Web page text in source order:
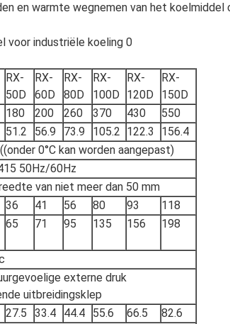
en warmte wegnemen van het koelmiddel
RX-
50D
RX-
60D
RX-
80D
RX-
100D
RX-
120D
RX-
150D
180 200 260 370 430
550
51.2 56.9 73.9 105.2 122.3
156.4
0°C kan worden aangepast)
50Hz/60Hz
van niet meer dan 50 mm
36 41 56 80 93
118
65 71 95 135 156 198
externe druk
uitbreidingsklep
27.5 33.4 44.4 55.6 66.5
82.6